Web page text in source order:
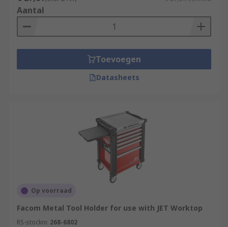
Aantal
Toevoegen
Datasheets
Op voorraad
Facom Metal Tool Holder for use with JET Worktop
RS-stocknr. 268-6802